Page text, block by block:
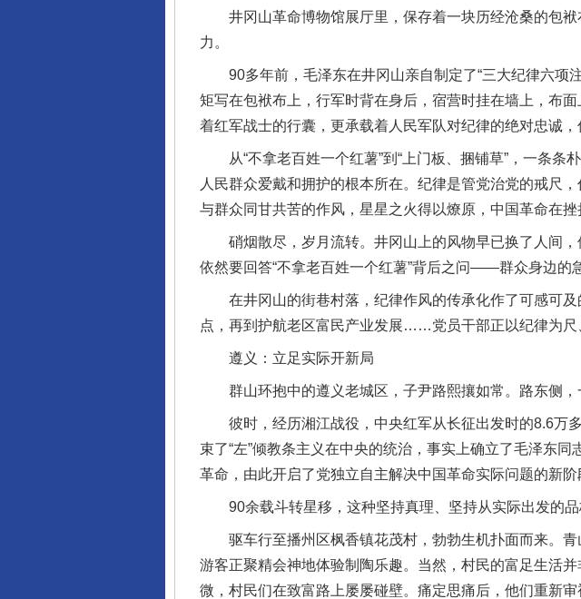
井冈山革命博物馆展厅里，保存着一块历经沧桑的包袱
力。
90多年前，毛泽东在井冈山亲自制定了“三大纪律六项注
矩写在包袱布上，行军时背在身后，宿营时挂在墙上，布
着红军战士的行囊，更承载着人民军队对纪律的绝对忠诚，
从“不拿老百姓一个红薯”到“上门板、捆铺草”，一条条
人民群众爱戴和拥护的根本所在。纪律是管党治党的戒尺
与群众同甘共苦的作风，星星之火得以燎原，中国革命在挫
硝烟散尽，岁月流转。井冈山上的风物早已换了人间，
依然要回答“不拿老百姓一个红薯”背后之问——群众身边的
在井冈山的街巷村落，纪律作风的传承化作了可感可及
点，再到护航老区富民产业发展……党员干部正以纪律为尺
遵义：立足实际开新局
群山环抱中的遵义老城区，子尹路熙攘如常。路东侧，
彼时，经历湘江战役，中央红军从长征出发时的8.6万
束了“左”倾教条主义在中央的统治，事实上确立了毛泽东
革命，由此开启了党独立自主解决中国革命实际问题的新阶
90余载斗转星移，这种坚持真理、坚持从实际出发的品
驱车行至播州区枫香镇花茂村，勃勃生机扑面而来。青
游客正聚精会神地体验制陶乐趣。当然，村民的富足生活
微，村民们在致富路上屡屡碰壁。痛定思痛后，他们重新